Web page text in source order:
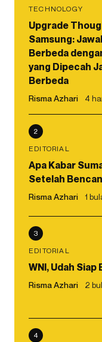
TECHNOLOGY
Upgrade
Samsung:
Berbeda
yang Dipecah
Berbeda
Risma Azhari 4
2
EDITORIAL
Apa Kabar
Setelah
Risma Azhari 1
3
EDITORIAL
WNI, Udah Siap
Risma Azhari 2
4